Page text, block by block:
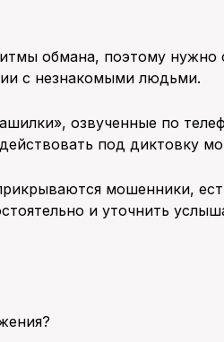
обмана, поэтому нужно
с незнакомыми людьми.
озвученные по
под диктовку
мошенники,
и уточнить